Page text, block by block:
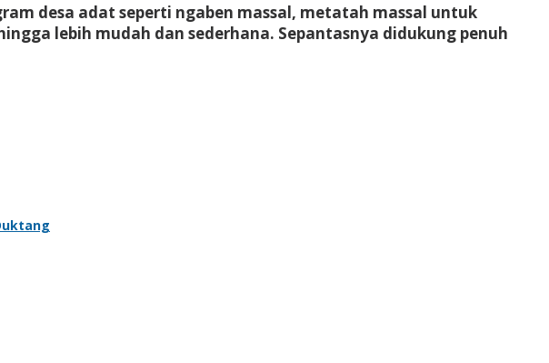
desa adat seperti ngaben massal, metatah massal untuk
lebih mudah dan sederhana. Sepantasnya didukung penuh